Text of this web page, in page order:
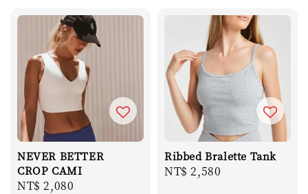
NEVER BETTER
CROP CAMI
Regular
NT$ 2,080
Ribbed Bralette Tank
Regular
NT$ 2,580